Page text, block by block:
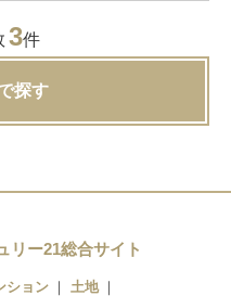
3件
探す
リー21総合サイト
ション
土地